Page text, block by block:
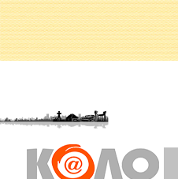
Головна » 2012 рік »